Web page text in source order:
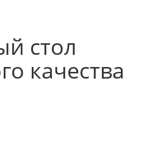
стол
качества